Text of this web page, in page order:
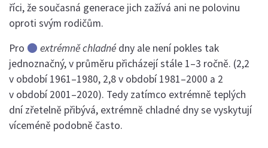
říci, že současná generace jich zažívá ani ne polovinu
oproti svým rodičům.
Pro ⬤ extrémně chladné dny ale není pokles tak
jednoznačný, v průměru přicházejí stále 1–3 ročně. (2,2
v období 1961–1980, 2,8 v období 1981–2000 a 2
v období 2001–2020). Tedy zatímco extrémně teplých
dní zřetelně přibývá, extrémně chladné dny se vyskytují
víceméně podobně často.